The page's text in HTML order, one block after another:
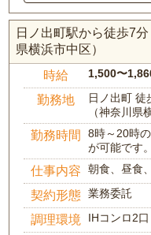
日ノ出町駅から徒歩7
県横浜市中区）
時給 1,500〜
勤務地
日ノ出町 徒
（神奈川県
勤務時間
8時～20時
が可能です
仕事内容 朝食、昼食
契約形態 業務委託
調理環境 IHコンロ2口